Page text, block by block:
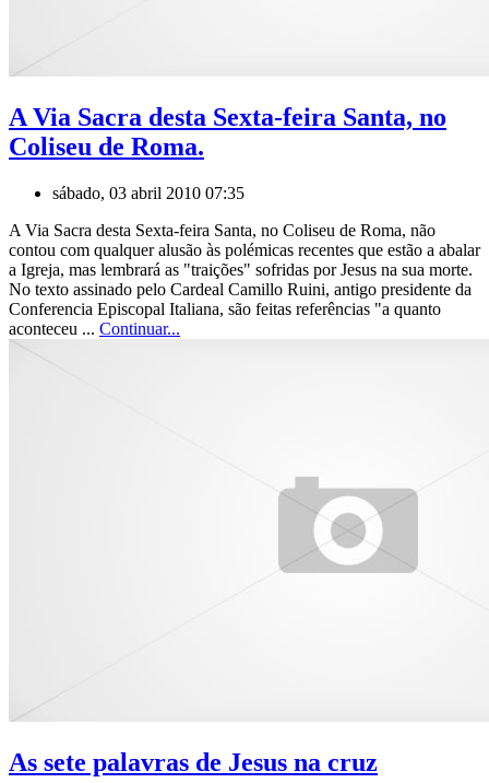
A Via Sacra desta Sexta-feira Santa, no
Coliseu de Roma.
sábado, 03 abril 2010 07:35
A Via Sacra desta Sexta-feira Santa, no Coliseu de Roma, não
contou com qualquer alusão às polémicas recentes que estão a abalar
a Igreja, mas lembrará as "traições" sofridas por Jesus na sua morte.
No texto assinado pelo Cardeal Camillo Ruini, antigo presidente da
Conferencia Episcopal Italiana, são feitas referências "a quanto
aconteceu ... Continuar...
As sete palavras de Jesus na cruz